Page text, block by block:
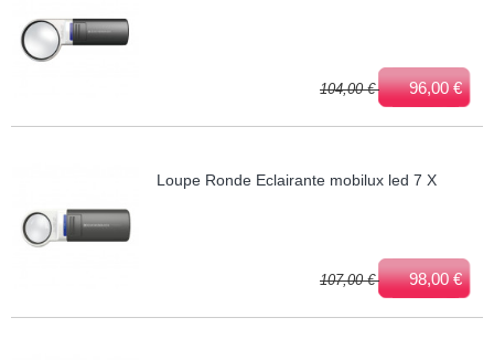
104,00 € 96,00 €
Loupe Ronde Eclairante mobilux led 7 X
107,00 € 98,00 €